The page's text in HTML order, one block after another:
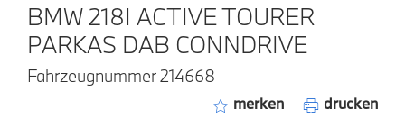
BMW 218I ACTIVE TOURER
PARKAS DAB CONNDRIVE
Fahrzeugnummer 214668
merken drucken